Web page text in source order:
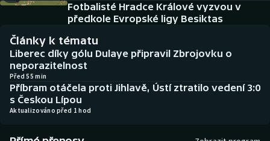
Baseball a softbal
Basketbal
Biatlon
Boby a skeleton
Soutěže
Historické návraty
Aplikace ČT sport
AZ kvíz
Fotbalisté Hradce Králové vyzvou v
předkole Evropské ligy Besiktas
Články k tématu
Liberec díky gólu Dulaye připravil Zbrojovku o
neporazitelnost
Před 55 min
Příbram otáčela proti Jihlavě, Ústí ztratilo vedení 3:0
s Českou Lípou
Aktualizováno před 1 hod